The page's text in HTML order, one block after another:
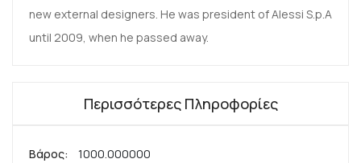
new external designers. He was president of Alessi S.p.A
until 2009, when he passed away.
Περισσότερες Πληροφορίες
Περισσότερες1000.000000